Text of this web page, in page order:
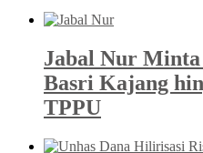
Jabal Nur Minta
Basri Kajang
TPPU